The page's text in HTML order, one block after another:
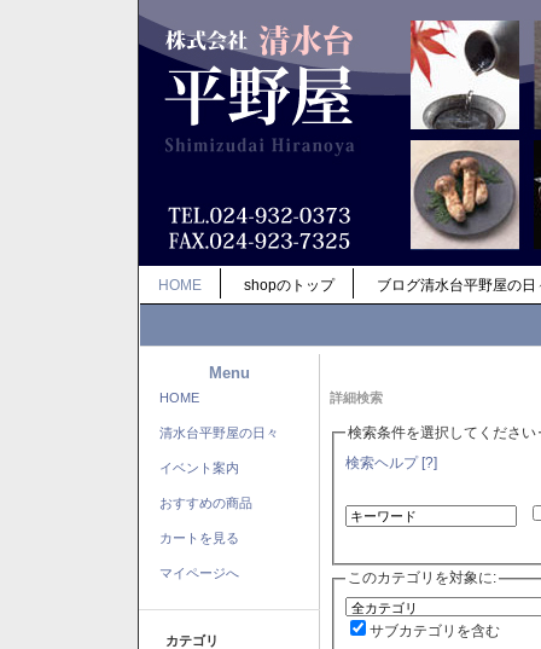
HOME shopのトップ ブログ清水台平野屋の日
Menu
HOME
清水台平野屋の日々
イベント案内
おすすめの商品
カートを見る
マイページへ
カテゴリ
詳細検索
検索条件を選択してください
検索ヘルプ [?]
このカテゴリを対象に:
サブカテゴリを含む